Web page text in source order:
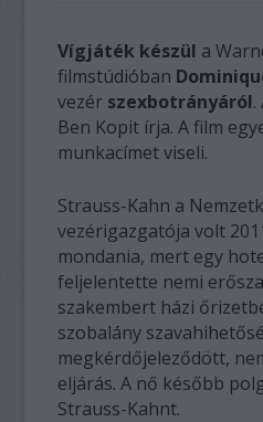
Vígjáték készül a
filmstúdióban
vezér szexbotrányáról
Ben Kopit írja. A film
munkacímet viseli.
Strauss-Kahn a
vezérigazgatója volt
mondania, mert egy
feljelentette nemi
szakembert házi
szobalány
megkérdőjeleződött,
eljárás. A nő később
Strauss-Kahnt.